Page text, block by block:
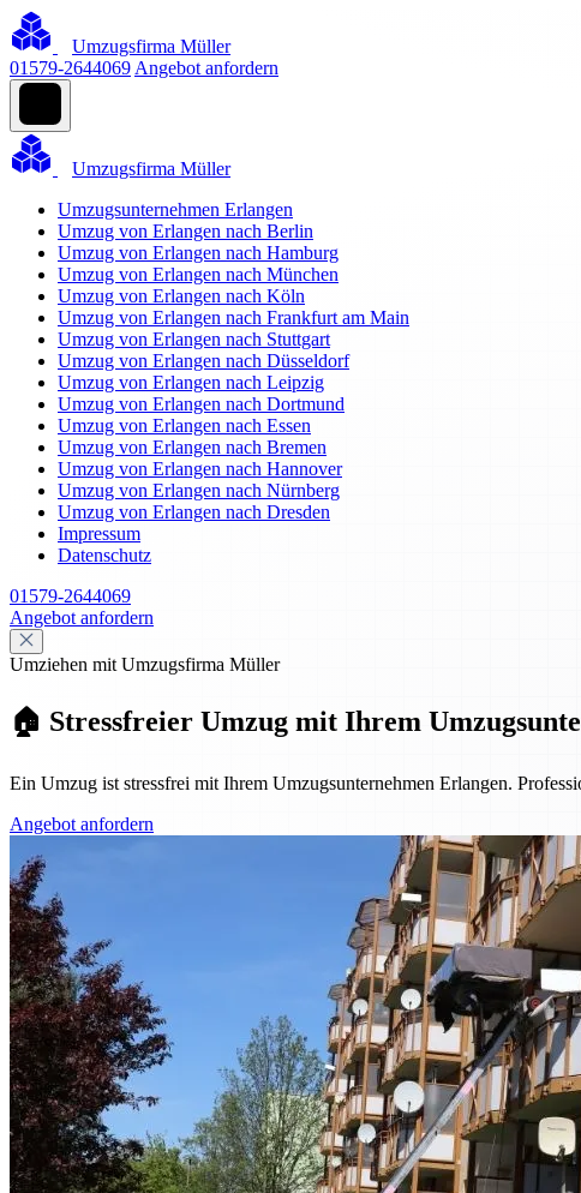
Umzugsfirma Müller
01579-2644069 Angebot anfordern
Umzugsfirma Müller
Umzugsunternehmen Erlangen
Umzug von Erlangen nach Berlin
Umzug von Erlangen nach Hamburg
Umzug von Erlangen nach München
Umzug von Erlangen nach Köln
Umzug von Erlangen nach Frankfurt am Main
Umzug von Erlangen nach Stuttgart
Umzug von Erlangen nach Düsseldorf
Umzug von Erlangen nach Leipzig
Umzug von Erlangen nach Dortmund
Umzug von Erlangen nach Essen
Umzug von Erlangen nach Bremen
Umzug von Erlangen nach Hannover
Umzug von Erlangen nach Nürnberg
Umzug von Erlangen nach Dresden
Impressum
Datenschutz
01579-2644069
Angebot anfordern
Umziehen mit Umzugsfirma Müller
🏠 Stressfreier Umzug mit Ihrem
Ein Umzug ist stressfrei mit Ihrem Umzugsunternehmen Erlangen.
Angebot anfordern